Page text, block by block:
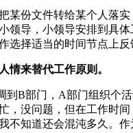
某份文件转给某个人落
领导，小领导安排到具
选择适当的时间节点上反
情来替代工作原则。
B部门，A部门组织个
，没问题，但在工作时
不知道还会混沌多久。